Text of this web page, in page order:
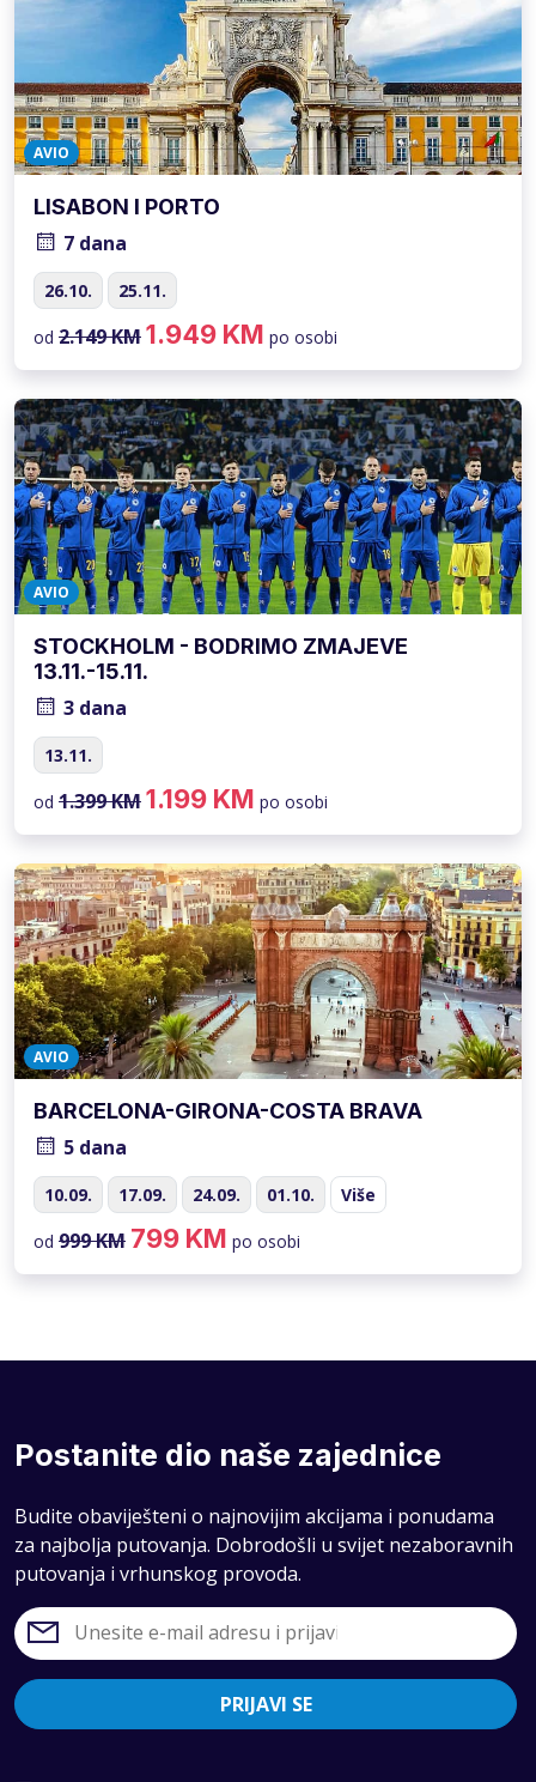
AVIO
LISABON I PORTO
7 dana
26.10. 25.11.
od 2.149 KM1.949 KM po osobi
AVIO
STOCKHOLM - BODRIMO ZMAJEVE
13.11.-15.11.
3 dana
13.11.
od 1.399 KM1.199 KM po osobi
AVIO
BARCELONA-GIRONA-COSTA BRAVA
5 dana
10.09. 17.09. 24.09. 01.10. Više
od 999 KM 799 KM po osobi
Postanite dio naše zajednice
Budite obaviješteni o najnovijim akcijama i ponudama
za najbolja putovanja. Dobrodošli u svijet nezaboravnih
putovanja i vrhunskog provoda.
PRIJAVI SE